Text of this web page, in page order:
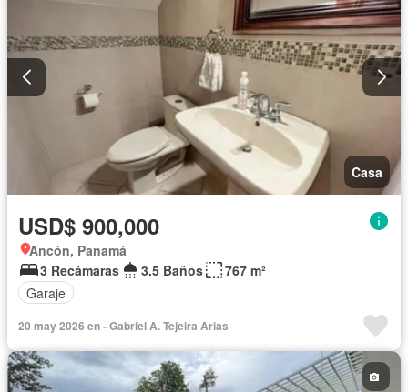
Casa
USD$ 900,000
Ancón, Panamá
3 Recámaras
3.5 Baños
767 m²
Garaje
20 may 2026 en - Gabriel A. Tejeira Arias